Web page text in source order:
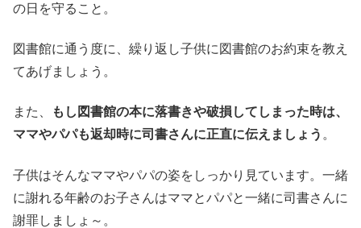
の日を守ること。
図書館に通う度に、繰り返し子供に図書館のお約束を教え
てあげましょう。
また、
もし図書館の本に落書きや破損してしまった時は、
ママやパパも返却時に司書さんに正直に伝えましょう 。
子供はそんなママやパパの姿をしっかり見ています。一緒
に謝れる年齢のお子さんはママとパパと一緒に司書さんに
謝罪しましょ～。